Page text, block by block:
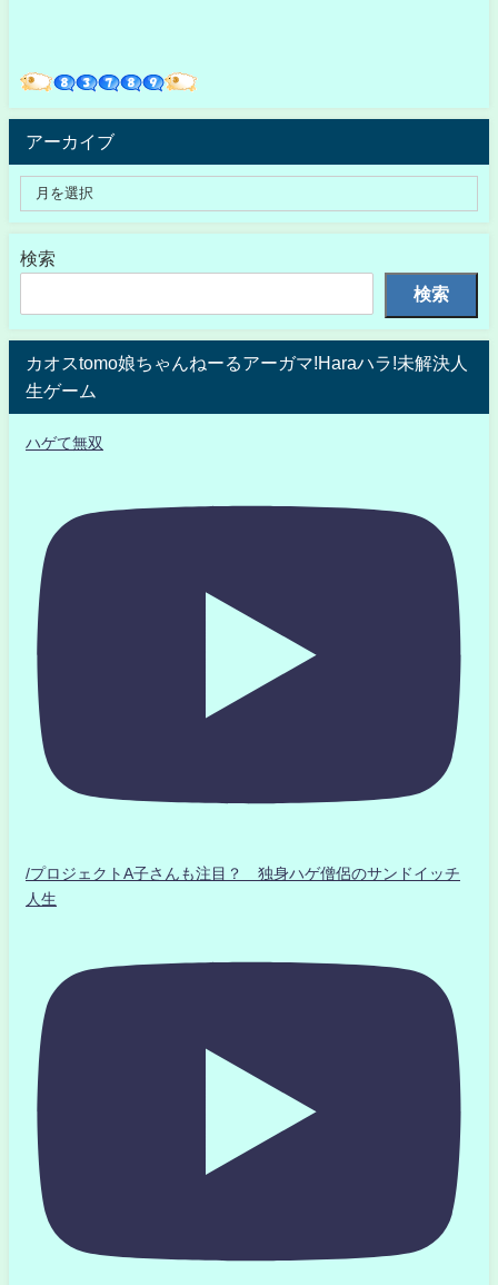
アーカイブ
検索
検索
カオスtomo娘ちゃんねーるアーガマ!Haraハラ!未解決人
生ゲーム
ハゲて無双
/プロジェクトA子さんも注目？ 独身ハゲ僧侶のサンドイッチ
人生